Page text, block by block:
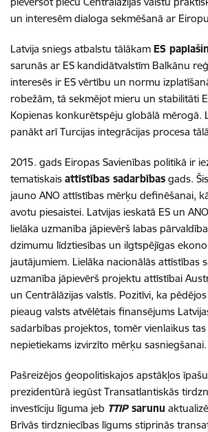
un interesēm dialoga sekmēšanā ar
Latvija sniegs atbalstu tālākam ES
sarunās ar ES kandidātvalstīm Balkānu
interesēs ir ES vērtību un normu
robežām, tā sekmējot mieru un stabilitāti
Kopienas konkurētspēju globālā mērogā.
panākt arī Turcijas integrācijas procesa
2015. gads Eiropas Savienības politikā ir
tematiskais attīstības sadarbības gads.
jauno ANO attīstības mērķu definēšanai,
avotu piesaistei. Latvijas ieskatā ES un
lielāka uzmanība jāpievērš labas
dzimumu līdztiesības un ilgtspējīgas
jautājumiem. Lielāka nacionālās attīstības
uzmanība jāpievērš projektu attīstībai
un Centrālāzijas valstīs. Pozitīvi, ka
pieaug valsts atvēlētais finansējums
sadarbības projektos, tomēr vienlaikus
nepietiekams izvirzīto mērķu sasniegšanai.
Pašreizējos ģeopolitiskajos apstākļos
prezidentūrā iegūst Transatlantiskās
investīciju līguma jeb TTIPsarunu
Brīvās tirdzniecības līgums stiprinās